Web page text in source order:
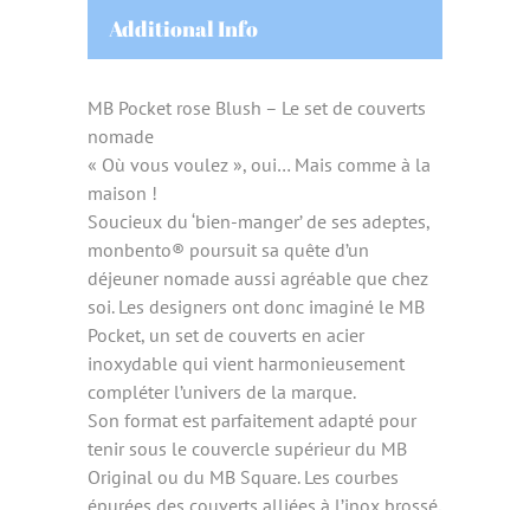
Additional Info
MB Pocket rose Blush – Le set de couverts
nomade
« Où vous voulez », oui… Mais comme à la
maison !
Soucieux du ‘bien-manger’ de ses adeptes,
monbento® poursuit sa quête d’un
déjeuner nomade aussi agréable que chez
soi. Les designers ont donc imaginé le MB
Pocket, un set de couverts en acier
inoxydable qui vient harmonieusement
compléter l’univers de la marque.
Son format est parfaitement adapté pour
tenir sous le couvercle supérieur du MB
Original ou du MB Square. Les courbes
épurées des couverts alliées à l’inox brossé,